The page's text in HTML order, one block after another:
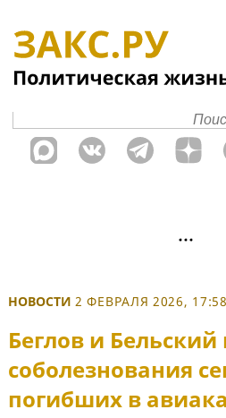
НОВОСТИ 2 ФЕВРАЛЯ 2026, 17:58
Беглов и
соболезнования
погибших в